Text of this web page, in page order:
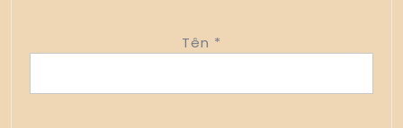
Tên *